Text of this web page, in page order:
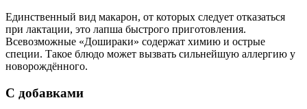
Единственный вид макарон, от которых следует отказаться
при лактации, это лапша быстрого приготовления.
Всевозможные «Дошираки» содержат химию и острые
специи. Такое блюдо может вызвать сильнейшую аллергию у
новорождённого.
С добавками